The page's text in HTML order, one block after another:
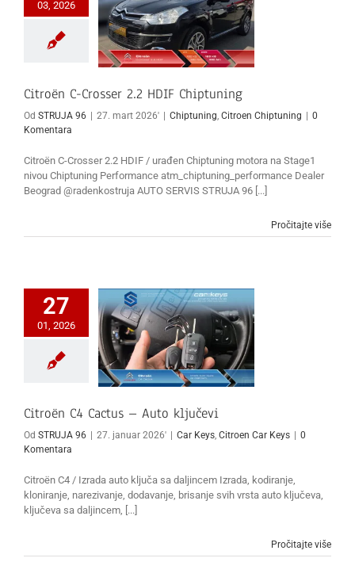
03, 2026
Citroën C-Crosser 2.2
HDIF Chiptuning
Chiptuning
Citroën C-Crosser 2.2 HDIF Chiptuning
Od STRUJA 96 | 27. mart 2026' | Chiptuning Citroen Chiptuning | 0
Komentara
Citroën C-Crosser 2.2 HDIF / urađen Chiptuning motora na Stage1
nivou Chiptuning Performance atm_chiptuning_performance Dealer
Beograd @radenkostruja AUTO SERVIS STRUJA 96 [...]
Pročitajte više
27
01, 2026
Citroën C4 Cactus – Auto
ključevi
Citroën C4 Cactus – Auto ključevi
Od STRUJA 96 27. januar 2026' Car Keys, Citroen Car Keys
0
Komentara
Citroën C4 / Izrada auto ključa sa daljincem Izrada, kodiranje,
kloniranje, narezivanje, dodavanje, brisanje svih vrsta auto ključeva,
ključeva sa daljincem, [...]
Pročitajte više